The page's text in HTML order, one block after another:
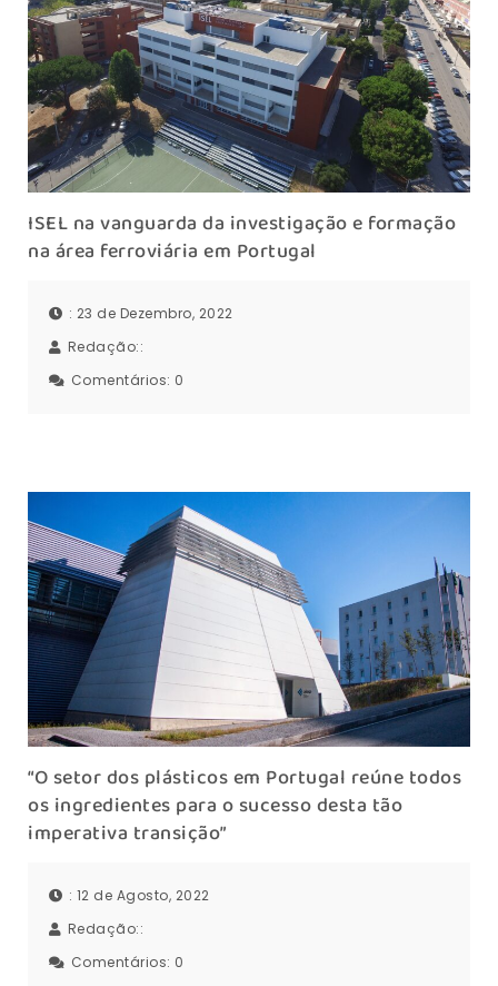
ISEL na vanguarda da investigação e formação
na área ferroviária em Portugal
: 23 de Dezembro, 2022
Redação::
Comentários: 0
“O setor dos plásticos em Portugal reúne todos
os ingredientes para o sucesso desta tão
imperativa transição”
: 12 de Agosto, 2022
Redação::
Comentários: 0